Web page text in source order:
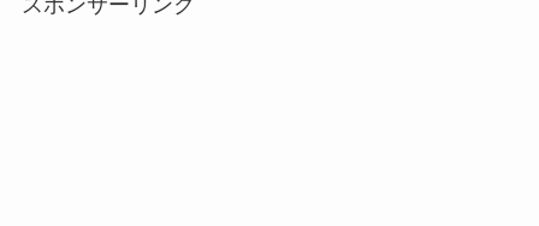
スポンサーリンク